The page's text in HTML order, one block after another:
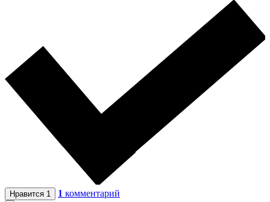
Нравится 1 1 комментарий